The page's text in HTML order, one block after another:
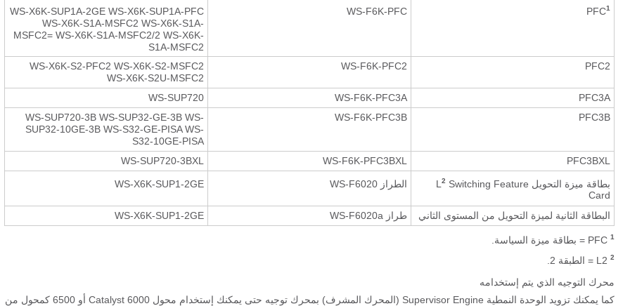
PFC1
WS-F6K-PFC
WS-X6K-SUP1A-2GE WS-X6K-SUP1A-PFC
WS-X6K-S1A-MSFC2 WS-X6K-S1A-
MSFC2= WS-X6K-S1A-MSFC2/2 WS-X6K-
S1A-MSFC2
PFC2
WS-F6K-PFC2
WS-X6K-S2-PFC2 WS-X6K-S2-MSFC2
WS-X6K-S2U-MSFC2
PFC3A
WS-F6K-PFC3A
WS-SUP720
PFC3B
WS-F6K-PFC3B
WS-SUP720-3B WS-SUP32-GE-3B WS-
SUP32-10GE-3B WS-S32-GE-PISA WS-
S32-10GE-PISA
PFC3BXL
WS-F6K-PFC3BXL
WS-SUP720-3BXL
بطاقة ميزة التحويل L 2 Switching Feature
Card
الطراز WS-F6020 WS-X6K-SUP1-2GE
البطاقة الثانية لميزة التحويل من المستوى الثاني طراز WS-F6020a WS-X6K-SUP1-2GE
1
2
محرك التوجيه الذي يتم إستخدامه
كما يمكنك تزويد الوحدة النمطية Supervisor Engine (المحرك المشرف) بمحرك توجيه حتى يمكنك إستخدام محول Catalyst 6000 أو 6500 كمحول من